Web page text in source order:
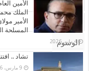
الأشهر
تعليقات
الوسوم
الأمين
الملك
الأمير
المسلحة
4 مايو، 2026
تشاد ..
9 مارس، 2026